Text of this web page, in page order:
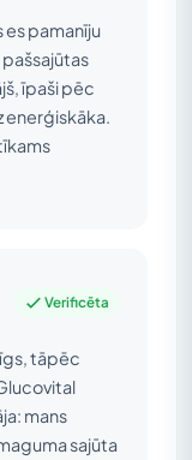
es pamanīju
pašsajūtas
īpaši pēc
Verificēta
tāpēc
mans
sajūta